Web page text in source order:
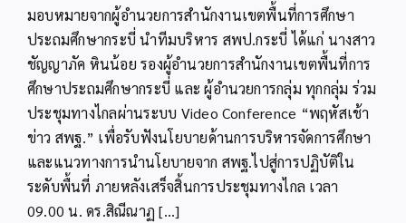
Video
Conference
“พฤหัส
เช้า
ข่าว
สพฐ.”
มอบหมายจากผู้อำนวยการสำนักงานเขตพื้นที่การศึกษา
ประถมศึกษากระบี่ นำทีมบริหาร สพป.กระบี่ ได้แก่ นางสาว
ชัญญาภัค หินน้อย รองผู้อำนวยการสำนักงานเขตพื้นที่การ
ศึกษาประถมศึกษากระบี่ และ ผู้อำนวยการกลุ่ม ทุกกลุ่ม ร่วม
ประชุมทางไกลผ่านระบบ Video Conference “พฤหัสเช้า
ข่าว สพฐ.” เพื่อรับฟังนโยบายด้านการบริหารจัดการศึกษา
และแนวทางการนำนโยบายจาก สพฐ.ไปสู่การปฏิบัติใน
ระดับพื้นที่ ภายหลังเสร็จสิ้นการประชุมทางไกล เวลา
09.00 น. ดร.สิณีณาฏ [...]